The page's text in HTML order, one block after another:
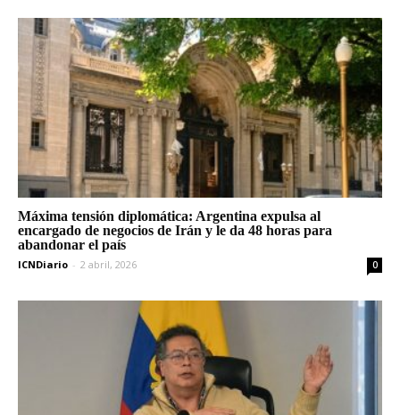
Máxima tensión diplomática: Argentina expulsa al
encargado de negocios de Irán y le da 48 horas para
abandonar el país
ICNDiario - 2 abril, 2026 0